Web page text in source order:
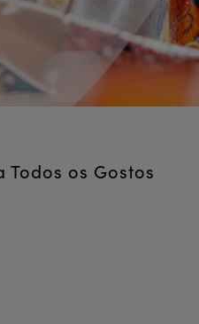
os Gostos